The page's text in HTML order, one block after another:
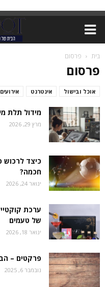
בית פרסום
פרסום
אוכל ובישול אינטרנט אירועים
מידול תלת
מרץ 29, 2026
כיצד לרכוש
חכמה?
ינואר 24, 2026
ערכת
של טעמים
ינואר 18, 2026
פרקטים –
נובמבר 6, 2025